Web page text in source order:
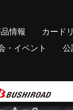
情報 カード
・イベント 公